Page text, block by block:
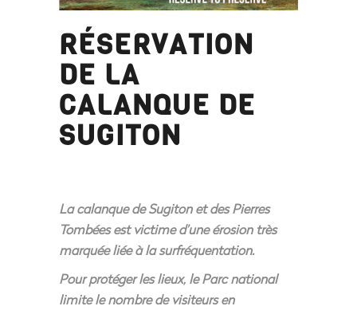
RÉSERVATION
DE LA
CALANQUE DE
SUGITON
La calanque de Sugiton et des Pierres
Tombées est victime d’une érosion très
marquée liée à la surfréquentation.
Pour protéger les lieux, le Parc national
limite le nombre de visiteurs en